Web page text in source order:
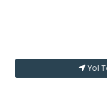
Yol